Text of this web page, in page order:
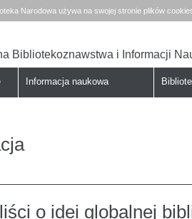
Narodowa używa na swojej stronie plików
Bibliotekoznawstwa i Informacji
Informacja naukowa
o idei globalnej